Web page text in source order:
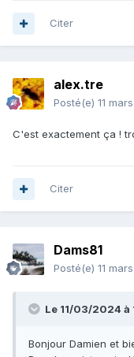
Citer
alex.tre
Posté(e) 11
C'est exactement ça !
Citer
Dams81
Posté(e) 11
Le 11/03/2024 à
Bonjour Damien et